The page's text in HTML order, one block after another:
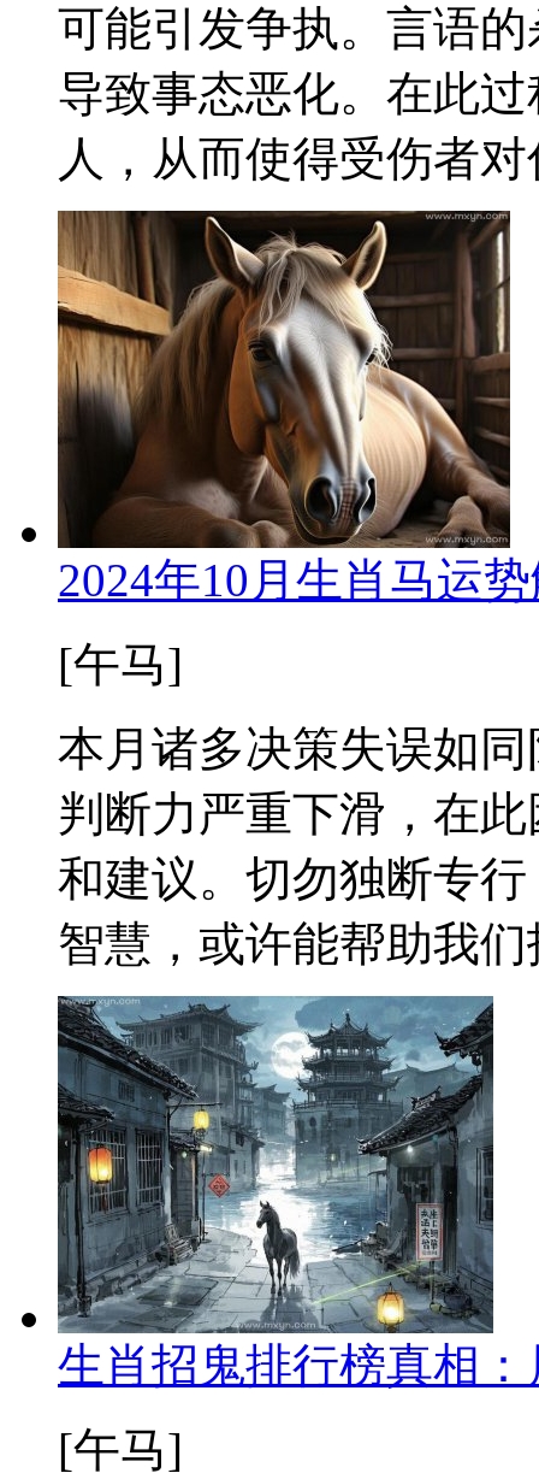
可能引发争执。言语
导致事态恶化。在此
人，从而使得受伤者
2024年10月生肖马运
[午马]
本月诸多决策失误如
判断力严重下滑，在
和建议。切勿独断专
智慧，或许能帮助我
生肖招鬼排行榜真相
[午马]